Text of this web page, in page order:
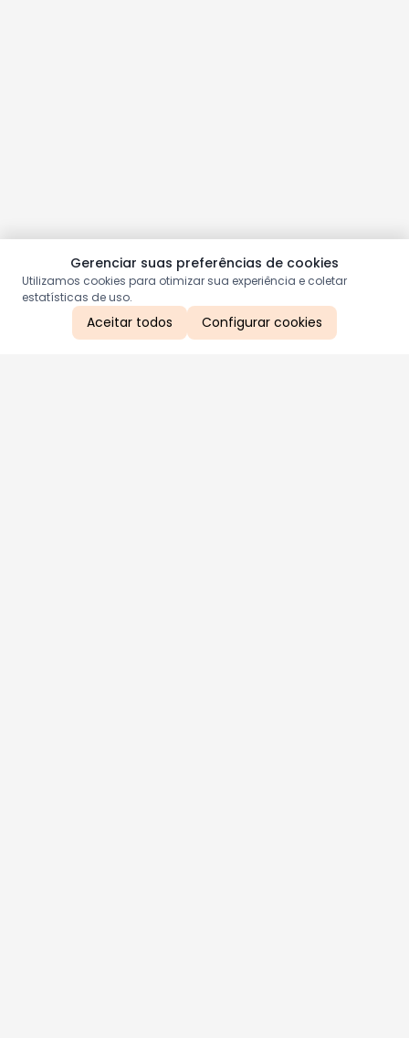
Gerenciar suas preferências de cookies
Utilizamos cookies para otimizar sua experiência e coletar
estatísticas de uso.
Aceitar todos Configurar cookies